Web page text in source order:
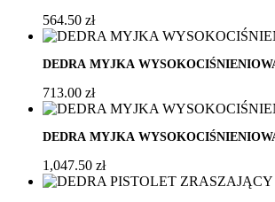
564.50 zł
DEDRA MYJKA
713.00 zł
DEDRA MYJKA
1,047.50 zł